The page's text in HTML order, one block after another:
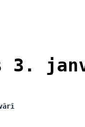
3.